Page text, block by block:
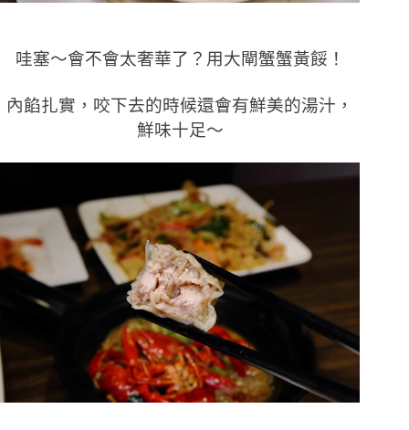
哇塞〜會不會太奢華了？用大閘蟹蟹黃餒！
內餡扎實，咬下去的時候還會有鮮美的湯汁，
鮮味十足〜